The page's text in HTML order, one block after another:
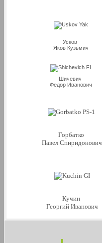
Усков
Яков Кузьмич
Шичевич
Федор Иванович
Горбатко
Павел Спиридонович
Кучин
Георгий Иванович